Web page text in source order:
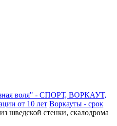
воля" - СПОРТ, ВОРКАУТ,
от 10 лет Воркауты - срок
шведской стенки, скалодрома